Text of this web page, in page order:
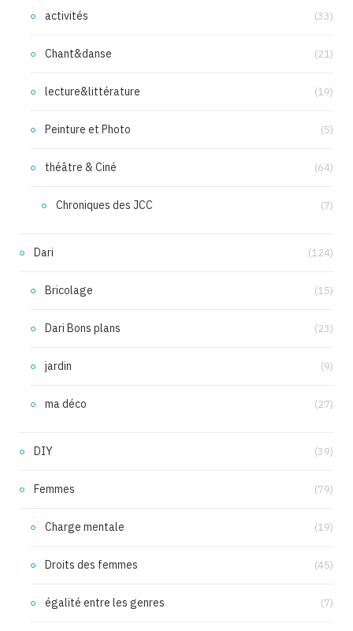
activités (33)
Chant&danse (21)
lecture&littérature (19)
Peinture et Photo (5)
théâtre & Ciné (64)
Chroniques des JCC (7)
Dari (124)
Bricolage (15)
Dari Bons plans (23)
jardin (9)
ma déco (27)
DIY (39)
Femmes (79)
Charge mentale (19)
Droits des femmes (45)
égalité entre les genres (7)